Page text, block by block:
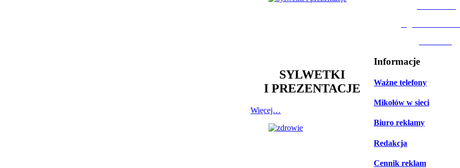
SYLWETKI
I PREZENTACJE
Więcej…
Informacje
Ważne telefony
Mikołów w sieci
Biuro reklamy
Redakcja
Cennik reklam